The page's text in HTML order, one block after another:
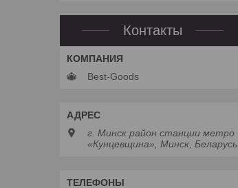
Контакты
Best-Goods
г. Минск район станции метро
«Кунцевщина», Минск, Беларусь